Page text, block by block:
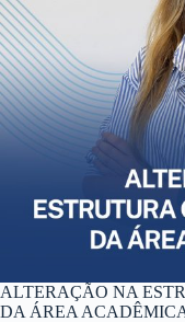
ALTERAÇÃO NA
DA ÁREA